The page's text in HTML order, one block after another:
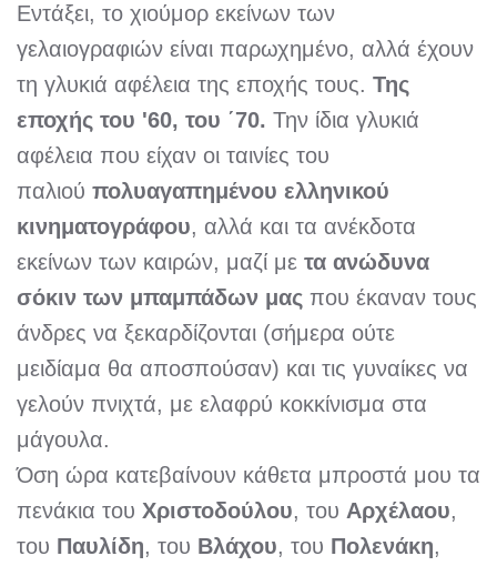
Εντάξει, το χιούμορ εκείνων των
γελαιογραφιών είναι παρωχημένο, αλλά έχουν
τη γλυκιά αφέλεια της εποχής τους. Της
εποχής του '60, του ΄70. Την ίδια γλυκιά
αφέλεια που είχαν οι ταινίες του
παλιού πολυαγαπημένου ελληνικού
κινηματογράφου, αλλά και τα ανέκδοτα
εκείνων των καιρών, μαζί με τα ανώδυνα
σόκιν των μπαμπάδων μας που έκαναν τους
άνδρες να ξεκαρδίζονται (σήμερα ούτε
μειδίαμα θα αποσπούσαν) και τις γυναίκες να
γελούν πνιχτά, με ελαφρύ κοκκίνισμα στα
μάγουλα.
Όση ώρα κατεβαίνουν κάθετα μπροστά μου τα
πενάκια του Χριστοδούλου, του Αρχέλαου,
του Παυλίδη, του Βλάχου, του Πολενάκη,